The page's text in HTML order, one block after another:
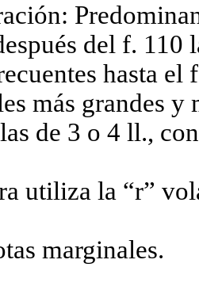
del f. 110
hasta
más grandes y
de 3 o 4 ll.,
utiliza la “r”
marginales.